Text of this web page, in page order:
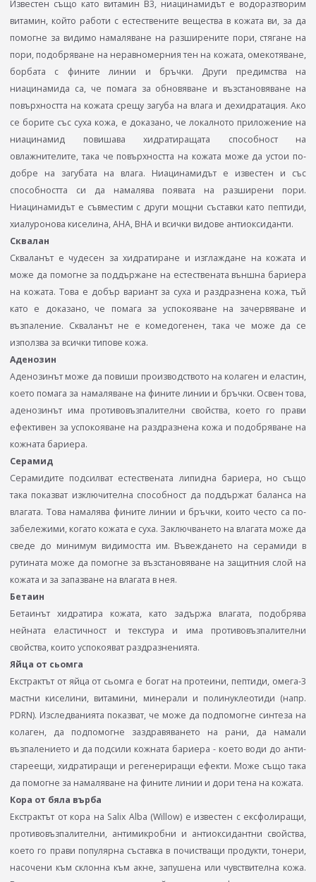
Известен също като витамин В3, ниацинамидът е водоразтворим
витамин, който работи с естествените вещества в кожата ви, за да
помогне за видимо намаляване на разширените пори, стягане на
пори, подобряване на неравномерния тен на кожата, омекотяване,
борбата с фините линии и бръчки. Други предимства на
ниацинамида са, че помага за обновяване и възстановяване на
повърхността на кожата срещу загуба на влага и дехидратация. Ако
се борите със суха кожа, е доказано, че локалното приложение на
ниацинамид повишава хидратиращата способност на
овлажнителите, така че повърхността на кожата може да устои по-
добре на загубата на влага. Ниацинамидът е известен и със
способността си да намалява появата на разширени пори.
Ниацинамидът е съвместим с други мощни съставки като пептиди,
хиалуронова киселина, AHA, BHA и всички видове антиоксиданти.
Сквалан
Скваланът е чудесен за хидратиране и изглаждане на кожата и
може да помогне за поддържане на естествената външна бариера
на кожата. Това е добър вариант за суха и раздразнена кожа, тъй
като е доказано, че помага за успокояване на зачервяване и
възпаление. Скваланът не е комедогенен, така че може да се
използва за всички типове кожа.
Аденозин
Аденозинът може да повиши производството на колаген и еластин,
което помага за намаляване на фините линии и бръчки. Освен това,
аденозинът има противовъзпалителни свойства, което го прави
ефективен за успокояване на раздразнена кожа и подобряване на
кожната бариера.
Серамид
Серамидите подсилват естествената липидна бариера, но също
така показват изключителна способност да поддържат баланса на
влагата. Това намалява фините линии и бръчки, които често са по-
забележими, когато кожата е суха. Заключването на влагата може да
сведе до минимум видимостта им. Въвеждането на серамиди в
рутината може да помогне за възстановяване на защитния слой на
кожата и за запазване на влагата в нея.
Бетаин
Бетаинът хидратира кожата, като задържа влагата, подобрява
нейната еластичност и текстура и има противовъзпалителни
свойства, които успокояват раздразненията.
Яйца от сьомга
Екстрактът от яйца от сьомга е богат на протеини, пептиди, омега-3
мастни киселини, витамини, минерали и полинуклеотиди (напр.
PDRN). Изследванията показват, че може да подпомогне синтеза на
колаген, да подпомогне заздравяването на рани, да намали
възпалението и да подсили кожната бариера - което води до анти-
стареещи, хидратиращи и регенериращи ефекти. Може също така
да помогне за намаляване на фините линии и дори тена на кожата.
Кора от бяла върба
Екстрактът от кора на Salix Alba (Willow) е известен с ексфолиращи,
противовъзпалителни, антимикробни и антиоксидантни свойства,
което го прави популярна съставка в почистващи продукти, тонери,
насочени към склонна към акне, запушена или чувствителна кожа.